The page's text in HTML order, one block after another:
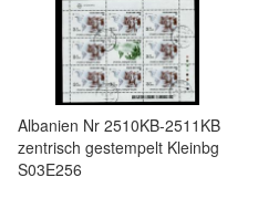
Albanien Nr 2510KB-2511KB
zentrisch gestempelt Kleinbg
S03E256